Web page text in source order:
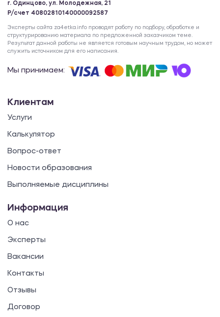
г. Одинцово, ул. Молодежная, 21
Р/счет 40802810140000092587
Эксперты сайта za4etka.info проводят работу по подбору, обработке и
структурированию материала по предложенной заказчиком теме.
Результат данной работы не является готовым научным трудом, но может
служить источником для его написания.
Мы принимаем:
Клиентам
Услуги
Калькулятор
Вопрос-ответ
Новости образования
Выполняемые дисциплины
Информация
О нас
Эксперты
Вакансии
Контакты
Отзывы
Договор